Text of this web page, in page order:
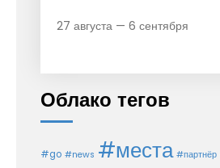
27 августа — 6 сентября
Облако тегов
#go #news #места #партнёр